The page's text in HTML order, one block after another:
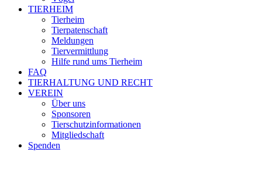
TIERHEIM
Tierheim
Tierpatenschaft
Meldungen
Tiervermittlung
Hilfe rund ums Tierheim
FAQ
TIERHALTUNG UND RECHT
VEREIN
Über uns
Sponsoren
Tierschutzinformationen
Mitgliedschaft
Spenden